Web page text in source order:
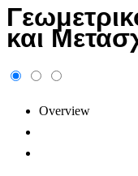
και
Overview